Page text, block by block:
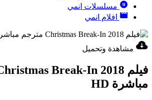
مسلسلات انمي
افلام انمي
مشاهدة وتحميل
مباشرة HD